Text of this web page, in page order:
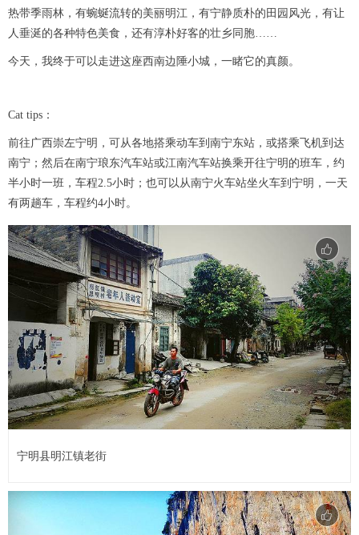
热带季雨林，有蜿蜒流转的美丽明江，有宁静质朴的田园风光，有让
人垂涎的各种特色美食，还有淳朴好客的壮乡同胞……
今天，我终于可以走进这座西南边陲小城，一睹它的真颜。
Cat tips：
前往广西崇左宁明，可从各地搭乘动车到南宁东站，或搭乘飞机到达
南宁；然后在南宁琅东汽车站或江南汽车站换乘开往宁明的班车，约
半小时一班，车程2.5小时；也可以从南宁火车站坐火车到宁明，一天
有两趟车，车程约4小时。
宁明县明江镇老街